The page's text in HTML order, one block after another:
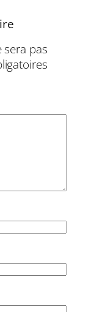
sera pas